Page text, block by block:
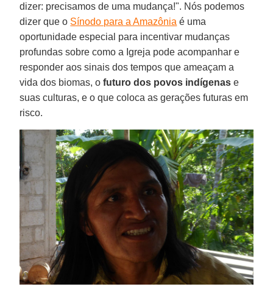
dizer: precisamos de uma mudança!". Nós podemos
dizer que o Sínodo para a Amazônia é uma
oportunidade especial para incentivar mudanças
profundas sobre como a Igreja pode acompanhar e
responder aos sinais dos tempos que ameaçam a
vida dos biomas, ofuturo dos povos indígenas e
suas culturas, e o que coloca as gerações futuras em
risco.